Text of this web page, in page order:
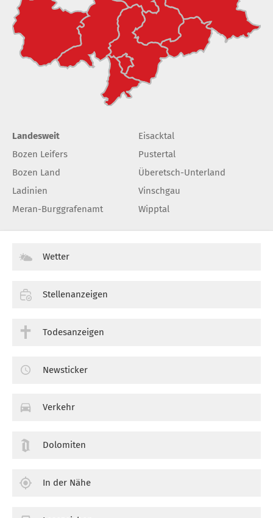
Landesweit
Bozen Leifers
Bozen Land
Ladinien
Meran-Burggrafenamt
Eisacktal
Pustertal
Überetsch-Unterland
Vinschgau
Wipptal
Wetter
Stellenanzeigen
Todesanzeigen
Newsticker
Verkehr
Dolomiten
In der Nähe